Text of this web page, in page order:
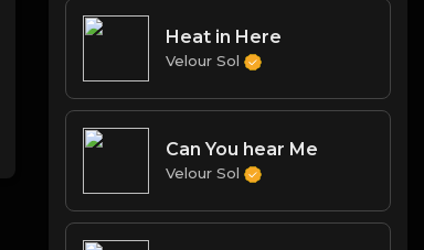
Heat in Here
Velour Sol
Can You hear Me
Velour Sol